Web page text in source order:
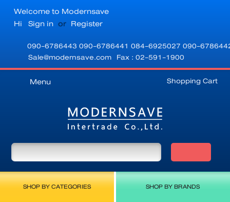
Welcome to Modernsave
Hi Sign in or Register
090-6786443 090-6786441 084-6925027 090-
Sale@modernsave.com Fax : 02-591-1900
Shopping Cart
Menu
SHOP BY CATEGORIES SHOP BY BRANDS